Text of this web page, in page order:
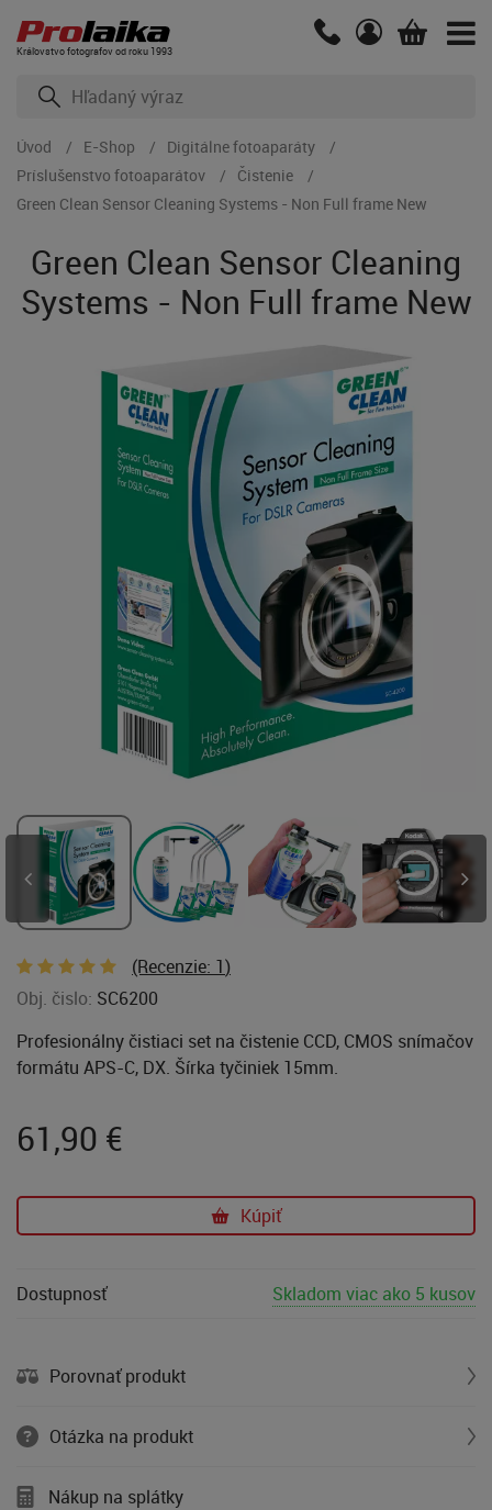
Kráľovstvo fotografov od roku 1993
Úvod E-Shop
Digitálne fotoaparáty
Príslušenstvo fotoaparátov
Čistenie
Green Clean Sensor Cleaning Systems - Non Full frame New
Green Clean Sensor Cleaning
Systems - Non Full frame New
(Recenzie: 1)
Obj. čislo: SC6200
Profesionálny čistiaci set na čistenie CCD, CMOS snímačov
formátu APS-C, DX. Šírka tyčiniek 15mm.
61,90 €
Kúpiť
Dostupnosť Skladom viac ako 5 kusov
Porovnať produkt
Otázka na produkt
Nákup na splátky